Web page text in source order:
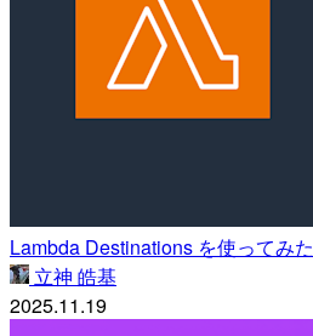
Lambda Destinations を使ってみた
立神 皓基
2025.11.19